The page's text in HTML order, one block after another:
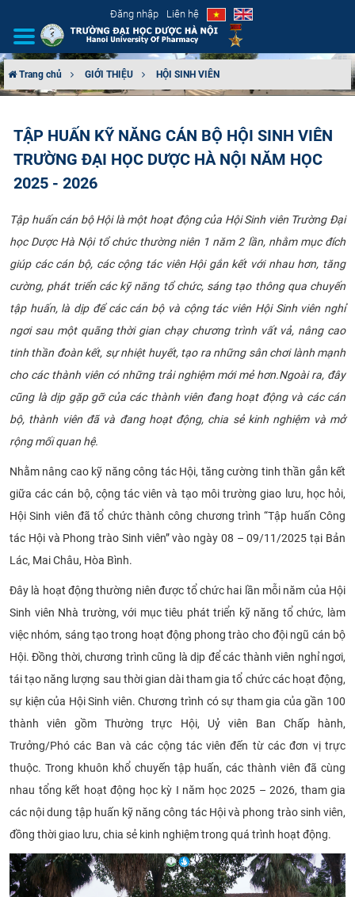
Đăng nhập Liên hệ
CƠ CẤU TỔ CHỨC
TUYỂN SINH
ĐÀO TẠO
ĐẢM BẢO CHẤT LƯỢNG
KHOA HỌC CÔNG NGHỆ
HTQT
CỰU NGƯỜI HỌC
Trang chủ GIỚI THIỆU HỘI SINH VIÊN
TẬP HUẤN KỸ NĂNG CÁN BỘ HỘI SINH VIÊN
TRƯỜNG ĐẠI HỌC DƯỢC HÀ NỘI NĂM HỌC
2025 - 2026
Tập huấn cán bộ Hội là một hoạt động của Hội Sinh viên Trường Đại
học Dược Hà Nội tổ chức thường niên 1 năm 2 lần, nhằm mục đích
giúp các cán bộ, các cộng tác viên Hội gắn kết với nhau hơn, tăng
cường, phát triển các kỹ năng tổ chức, sáng tạo thông qua chuyến
tập huấn, là dịp để các cán bộ và cộng tác viên Hội Sinh viên nghỉ
ngơi sau một quãng thời gian chạy chương trình vất vả, nâng cao
tinh thần đoàn kết, sự nhiệt huyết, tạo ra những sân chơi lành mạnh
cho các thành viên có những trải nghiệm mới mẻ hơn.Ngoài ra, đây
cũng là dịp gặp gỡ của các thành viên đang hoạt động và các cán
bộ, thành viên đã và đang hoạt động, chia sẻ kinh nghiệm và mở
rộng mối quan hệ.
Nhằm nâng cao kỹ năng công tác Hội, tăng cường tinh thần gắn kết
giữa các cán bộ, cộng tác viên và tạo môi trường giao lưu, học hỏi,
Hội Sinh viên đã tổ chức thành công chương trình “Tập huấn Công
tác Hội và Phong trào Sinh viên” vào ngày 08 – 09/11/2025 tại Bản
Lác, Mai Châu, Hòa Bình.
Đây là hoạt động thường niên được tổ chức hai lần mỗi năm của Hội
Sinh viên Nhà trường, với mục tiêu phát triển kỹ năng tổ chức, làm
việc nhóm, sáng tạo trong hoạt động phong trào cho đội ngũ cán bộ
Hội. Đồng thời, chương trình cũng là dịp để các thành viên nghỉ ngơi,
tái tạo năng lượng sau thời gian dài tham gia tổ chức các hoạt động,
sự kiện của Hội Sinh viên. Chương trình có sự tham gia của gần 100
thành viên gồm Thường trực Hội, Uỷ viên Ban Chấp hành,
Trưởng/Phó các Ban và các cộng tác viên đến từ các đơn vị trực
thuộc. Trong khuôn khổ chuyến tập huấn, các thành viên đã cùng
nhau tổng kết hoạt động học kỳ I năm học 2025 – 2026, tham gia
các nội dung tập huấn kỹ năng công tác Hội và phong trào sinh viên,
đồng thời giao lưu, chia sẻ kinh nghiệm trong quá trình hoạt động.